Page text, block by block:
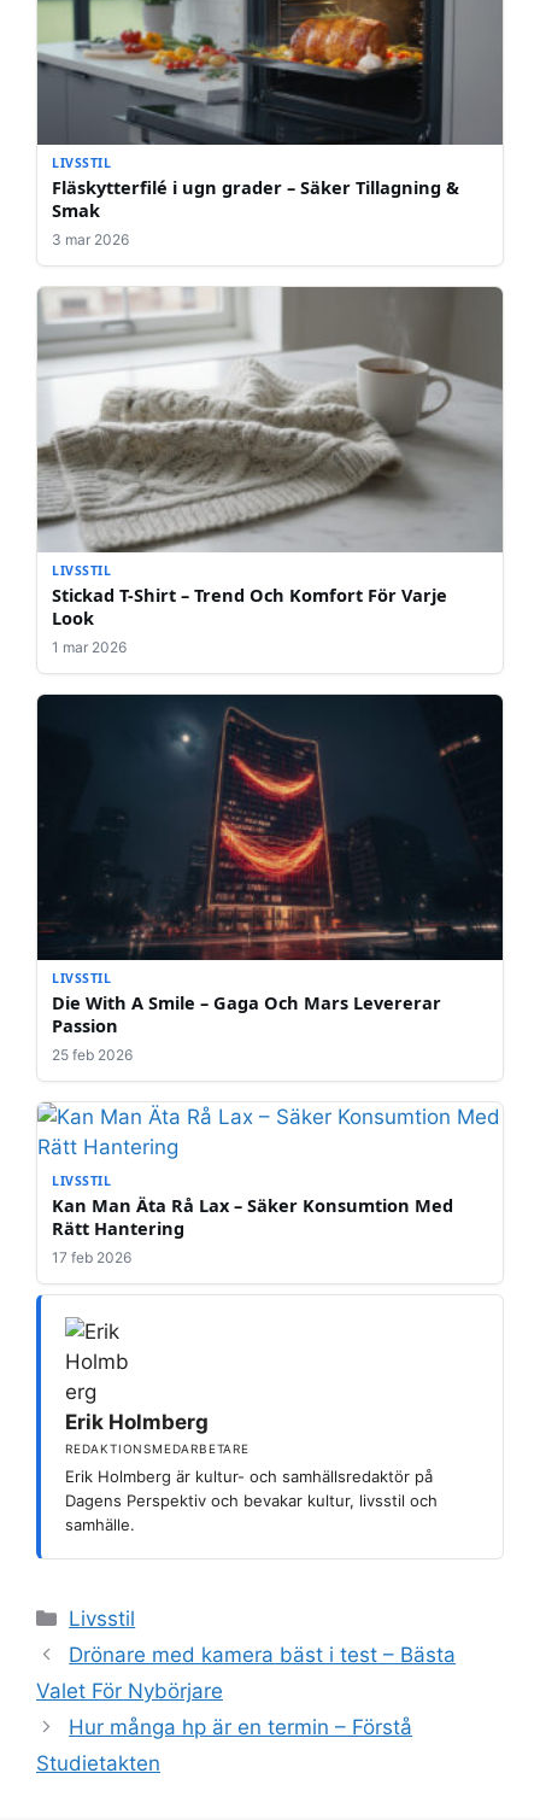
LIVSSTIL
Fläskytterfilé i ugn grader – Säker Tillagning &
Smak
3 mar 2026
LIVSSTIL
Stickad T-Shirt – Trend Och Komfort För Varje
Look
1 mar 2026
LIVSSTIL
Die With A Smile – Gaga Och Mars Levererar
Passion
25 feb 2026
LIVSSTIL
Kan Man Äta Rå Lax – Säker Konsumtion Med
Rätt Hantering
17 feb 2026
Erik Holmberg
REDAKTIONSMEDARBETARE
Erik Holmberg är kultur- och samhällsredaktör på
Dagens Perspektiv och bevakar kultur, livsstil och
samhälle.
Kategorier
Livsstil
Drönare med kamera bäst i test – Bästa
Valet För Nybörjare
Hur många hp är en termin – Förstå
Studietakten